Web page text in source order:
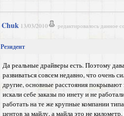
Chuk 13/03/2010 редактировалось данное
Резидент
Да реальные драйверы есть. Поэтому
развиваться совсем недавно, что очень
другие, основные расстояния
искали себе заказы по инету и не
работать на те же крупные компании
центов за майлу, а майла это не